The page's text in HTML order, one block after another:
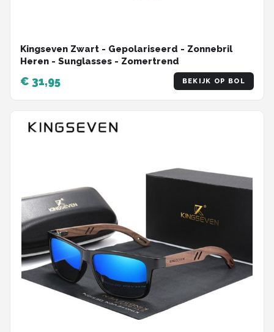
Kingseven Zwart - Gepolariseerd - Zonnebril
Heren - Sunglasses - Zomertrend
€ 31,95 BEKIJK OP BOL